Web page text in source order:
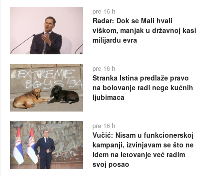
pre 16 h
Radar: Dok se Mali hvali
viškom, manjak u državnoj kasi
milijardu evra
pre 16 h
Stranka Istina predlaže pravo
na bolovanje radi nege kućnih
ljubimaca
pre 16 h
Vučić: Nisam u funkcionerskoj
kampanji, izvinjavam se što ne
idem na letovanje već radim
svoj posao